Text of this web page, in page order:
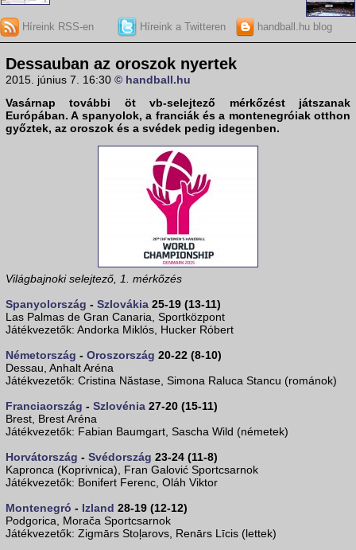
Híreink RSS-en Híreink a Twitteren handball.hu blog
Dessauban az oroszok nyertek
2015. június 7. 16:30 © handball.hu
Vasárnap további ötvb-selejtező mérkőzéstjátszanak
Európában. A spanyolok, a franciák és a montenegróiak otthon
győztek, az oroszok és a svédek pedig idegenben.
Világbajnoki selejtező, 1. mérkőzés
Spanyolország - Szlovákia 25-19 (13-11)
Las Palmas de Gran Canaria, Sportközpont
Játékvezetők: Andorka Miklós, Hucker Róbert
Németország - Oroszország 20-22 (8-10)
Dessau, Anhalt Aréna
Játékvezetők: Cristina Năstase, Simona Raluca Stancu (románok)
Franciaország - Szlovénia 27-20 (15-11)
Brest, Brest Aréna
Játékvezetők: Fabian Baumgart, Sascha Wild (németek)
Horvátország - Svédország 23-24 (11-8)
Kapronca (Koprivnica), Fran Galović Sportcsarnok
Játékvezetők: Bonifert Ferenc, Oláh Viktor
Montenegró - Izland 28-19 (12-12)
Podgorica, Morača Sportcsarnok
Játékvezetők: Zigmārs Stoļarovs, Renārs Līcis (lettek)